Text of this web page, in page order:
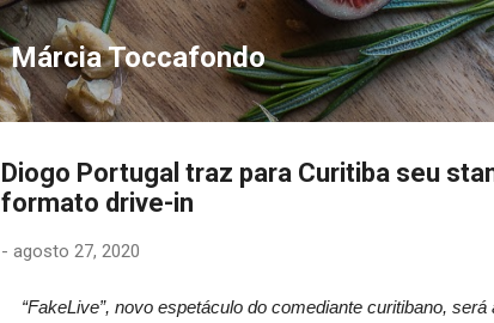
Pular para o
Márcia Toccafondo
Diogo Portugal traz para Curitiba seu
formato drive-in
- agosto 27, 2020
“FakeLive”, novo espetáculo do comediante curitibano,